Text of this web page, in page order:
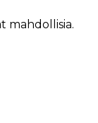
mahdollisia.